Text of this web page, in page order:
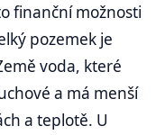
finanční možnosti
pozemek je
voda, které
a má menší
a teplotě. U